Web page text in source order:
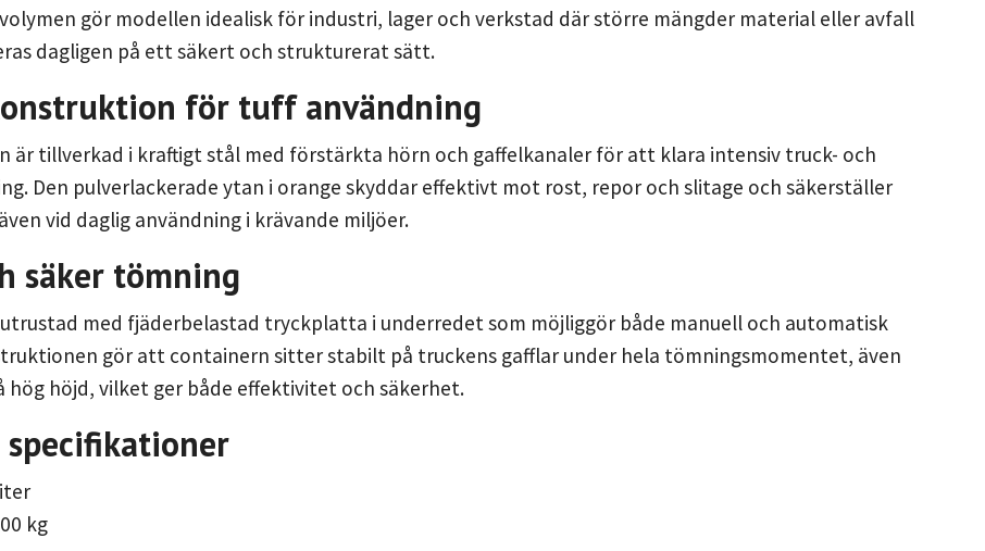
gör modellen idealisk för industri, lager och verkstad där större mängder material eller avfall
dagligen på ett säkert och strukturerat sätt.
för tuff användning
är tillverkad i kraftigt stål med förstärkta hörn och gaffelkanaler för att klara intensiv truck- och
Den pulverlackerade ytan i orange skyddar effektivt mot rost, repor och slitage och säkerställer
vid daglig användning i krävande miljöer.
säker tömning
med fjäderbelastad tryckplatta i underredet som möjliggör både manuell och automatisk
gör att containern sitter stabilt på truckens gafflar under hela tömningsmomentet, även
hög höjd, vilket ger både effektivitet och säkerhet.
specifikationer
kg